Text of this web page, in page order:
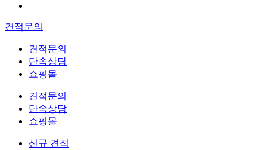
견적문의
견적문의
단속상담
쇼핑몰
견적문의
단속상담
쇼핑몰
신규 견적